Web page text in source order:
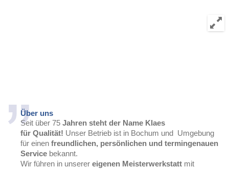
Über uns
Seit über 75 Jahren steht der Name Klaes
für Qualität! Unser Betrieb ist in Bochum und Umgebung
für einen freundlichen, persönlichen und termingenauen
Service bekannt.
Wir führen in unserer eigenen Meisterwerkstatt mit